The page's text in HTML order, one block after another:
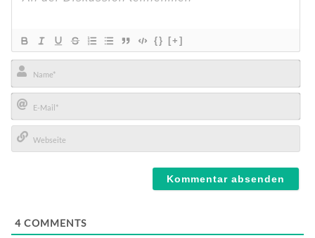
{} [+]
Name*
E-
Mail*
4 COMMENTS